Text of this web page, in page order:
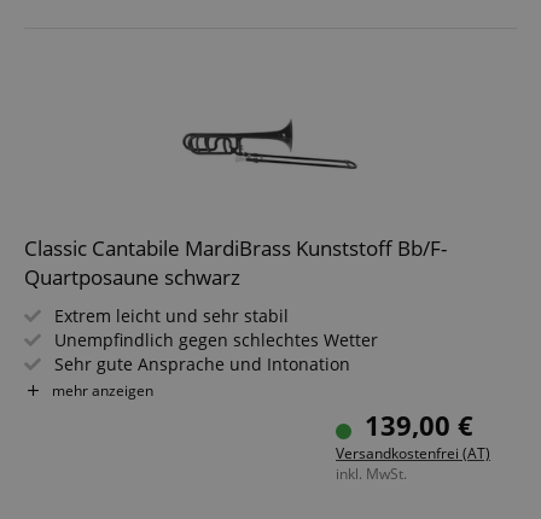
Classic Cantabile MardiBrass Kunststoff Bb/F-
Quartposaune schwarz
Extrem leicht und sehr stabil
Unempfindlich gegen schlechtes Wetter
Sehr gute Ansprache und Intonation
Material: ABS-Kunststoff, Zug aus Fiberglas
Farbe des Mundstücks kann abweichen
mehr anzeigen
139,00 €
Versandkostenfrei (AT)
inkl. MwSt.